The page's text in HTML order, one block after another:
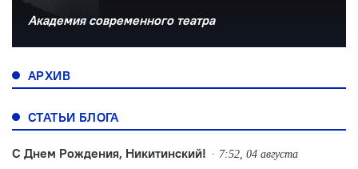
Академия современного театра
АРХИВ
СТАТЬИ БЛОГА
С Днем Рождения, Никитинский! 7:52, 04 августа